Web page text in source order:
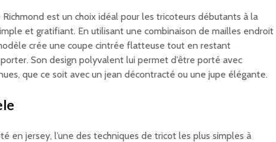
Richmond est un choix idéal pour les tricoteurs débutants à la
et gratifiant. En utilisant une combinaison de mailles endroit
crée une coupe cintrée flatteuse tout en restant
Son design polyvalent lui permet d’être porté avec
que ce soit avec un jean décontracté ou une jupe élégante.
en jersey, l’une des techniques de tricot les plus simples à